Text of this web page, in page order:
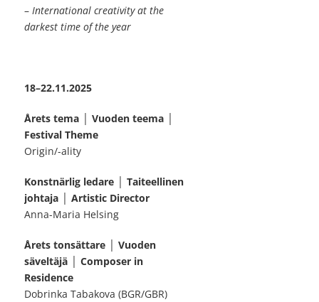
– International creativity at the
darkest time of the year
18–22.11.2025
Årets tema │ Vuoden teema │
Festival Theme
Origin/-ality
Konstnärlig ledare │ Taiteellinen
johtaja │ Artistic Director
Anna-Maria Helsing
Årets tonsättare │ Vuoden
säveltäjä │ Composer in
Residence
Dobrinka Tabakova (BGR/GBR)